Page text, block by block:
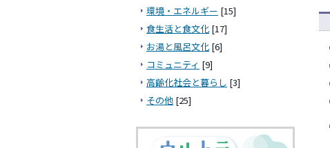
環境・エネルギー [15]
食生活と食文化 [17]
お湯と風呂文化 [6]
コミュニティ [9]
高齢化社会と暮らし [3]
その他 [25]